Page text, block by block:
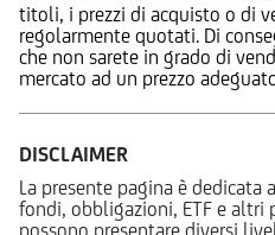
titoli, i prezzi di acquisto o di
regolarmente quotati. Di
che non sarete in grado di
mercato ad un prezzo
DISCLAIMER
La presente pagina è
fondi, obbligazioni, ETF e